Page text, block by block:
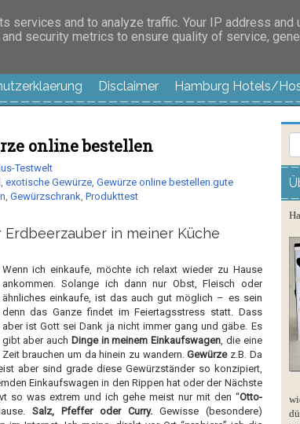
langweilig
Disclaimer Hamburg Hotels/
online bestellen
Testwelt
, exotische Gewürze, Gewürze online bestellen.gute
, Gewürzschrank, Produkttest
Erdbeerzauber in meiner Küche
Wenn ich einkaufe, möchte ich relaxt wieder zu Hause
ankommen. Solange ich dann nur Obst, Fleisch oder
ähnliches einkaufe, ist das auch gut möglich – es sein
denn das Ganze findet im Feiertagsstress statt. Dass
aber ist Gott sei Dank ja nicht immer gang und gäbe. Es
gibt aber auch Dinge in meinem Einkaufswagen, die eine
Zeit brauchen um da hinein zu wandern.Gewürze z.B. Da
aber sind grade diese Gewürzständer so konzipiert,
Einkaufswagen in den Rippen hat oder der Nächste
so was extrem und ich gehe meist nur mit den “Otto-
Salz, Pfeffer oder Curry.Gewisse (besondere)
and to analyze traffic. Your IP address and
security metrics to ensure quality of service,